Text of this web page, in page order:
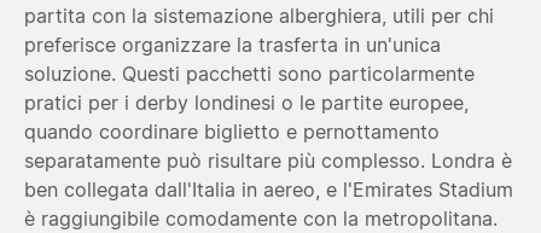
partita con la sistemazione alberghiera, utili per chi
preferisce organizzare la trasferta in un'unica
soluzione. Questi pacchetti sono particolarmente
pratici per i derby londinesi o le partite europee,
quando coordinare biglietto e pernottamento
separatamente può risultare più complesso. Londra è
ben collegata dall'Italia in aereo, e l'Emirates Stadium
è raggiungibile comodamente con la metropolitana.